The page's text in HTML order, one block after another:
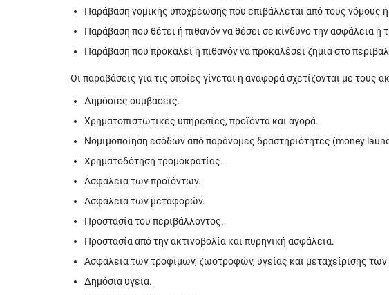
Παράβαση νομικής υποχρέωσης που επιβάλλεται από τους νόμους
Παράβαση που θέτει ή πιθανόν να θέσει σε κίνδυνο την ασφάλεια
Παράβαση που προκαλεί ή πιθανόν να προκαλέσει ζημιά στο
Οι παραβάσεις για τις οποίες γίνεται η αναφορά σχετίζονται με τους
Δημόσιες συμβάσεις.
Χρηματοπιστωτικές υπηρεσίες, προϊόντα και αγορά.
Νομιμοποίηση εσόδων από παράνομες δραστηριότητες (money
Χρηματοδότηση τρομοκρατίας.
Ασφάλεια των προϊόντων.
Ασφάλεια των μεταφορών.
Προστασία του περιβάλλοντος.
Προστασία από την ακτινοβολία και πυρηνική ασφάλεια.
Ασφάλεια των τροφίμων, ζωοτροφών, υγείας και μεταχείρισης
Δημόσια υγεία.